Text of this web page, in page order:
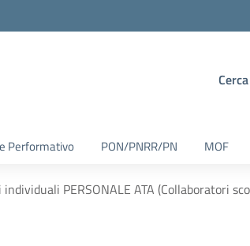
Cerca
Performativo PON/PNRR/PN MOF
PERSONALE ATA (Collaboratori